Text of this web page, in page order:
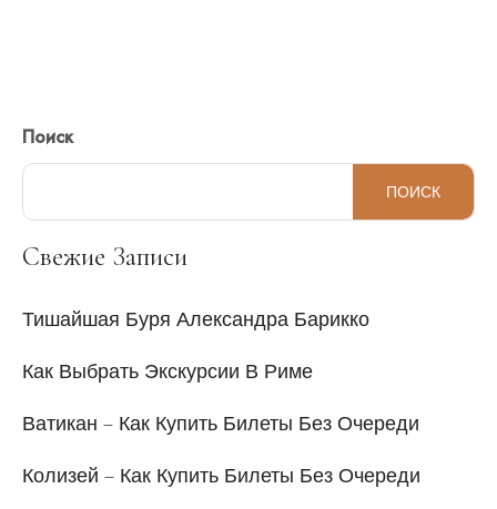
Поиск
ПОИСК
Свежие Записи
Тишайшая Буря Александра Барикко
Как Выбрать Экскурсии В Риме
Ватикан – Как Купить Билеты Без Очереди
Колизей – Как Купить Билеты Без Очереди